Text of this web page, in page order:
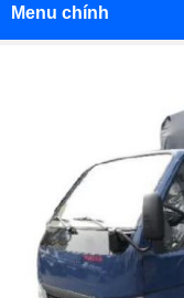
Menu chính